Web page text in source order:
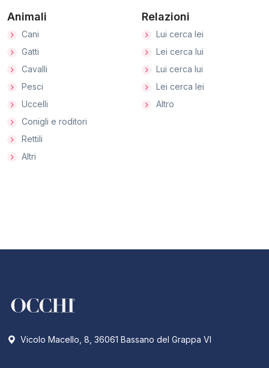
Animali
Cani
Gatti
Cavalli
Pesci
Uccelli
Conigli e roditori
Rettili
Altri
Relazioni
Lui cerca lei
Lei cerca lui
Lui cerca lui
Lei cerca lei
Altro
Vicolo Macello, 8, 36061 Bassano del Grappa VI